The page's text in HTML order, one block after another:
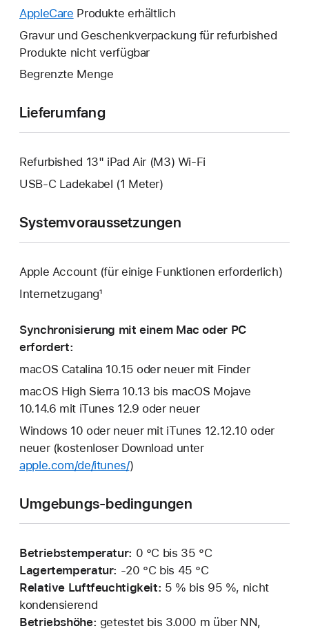
geöffnet.
neues
wird
geöffnet.
AppleCare Ein
neues
Fenster
geöffnet.
Produkte erhältlich
Gravur und Geschenkverpackung für refurbished
Produkte nicht verfügbar
Begrenzte Menge
Lieferumfang
Refurbished 13" iPad Air (M3) Wi-Fi
USB‑C Ladekabel (1 Meter)
Systemvoraussetzungen
Apple Account (für einige Funktionen erforderlich)
Internetzugang¹
Synchronisierung mit einem Mac oder PC
erfordert:
macOS Catalina 10.15 oder neuer mit Finder
macOS High Sierra 10.13 bis macOS Mojave
10.14.6 mit iTunes 12.9 oder neuer
Windows 10 oder neuer mit iTunes 12.12.10 oder
neuer (kostenloser Download unter
apple.com/de/itunes/)
Umgebungs-bedingungen
Betriebstemperatur: 0 °C bis 35 °C
Lagertemperatur: ‑20 °C bis 45 °C
Relative Luftfeuchtigkeit: 5 % bis 95 %, nicht
kondensierend
Betriebshöhe: getestet bis 3.000 m über NN,